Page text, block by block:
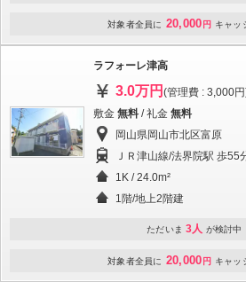
対象者全員に 20,000 円 キャッ
ラフォーレ津高
3.0万円 (管理費 : 3,000
敷金 無料 / 礼金 無料
岡山県岡山市北区富原
ＪＲ津山線/法界院駅 歩55
1K / 24.0m²
1階/地上2階建
ただいま 3人 が検討中
対象者全員に 20,000 円 キャッ